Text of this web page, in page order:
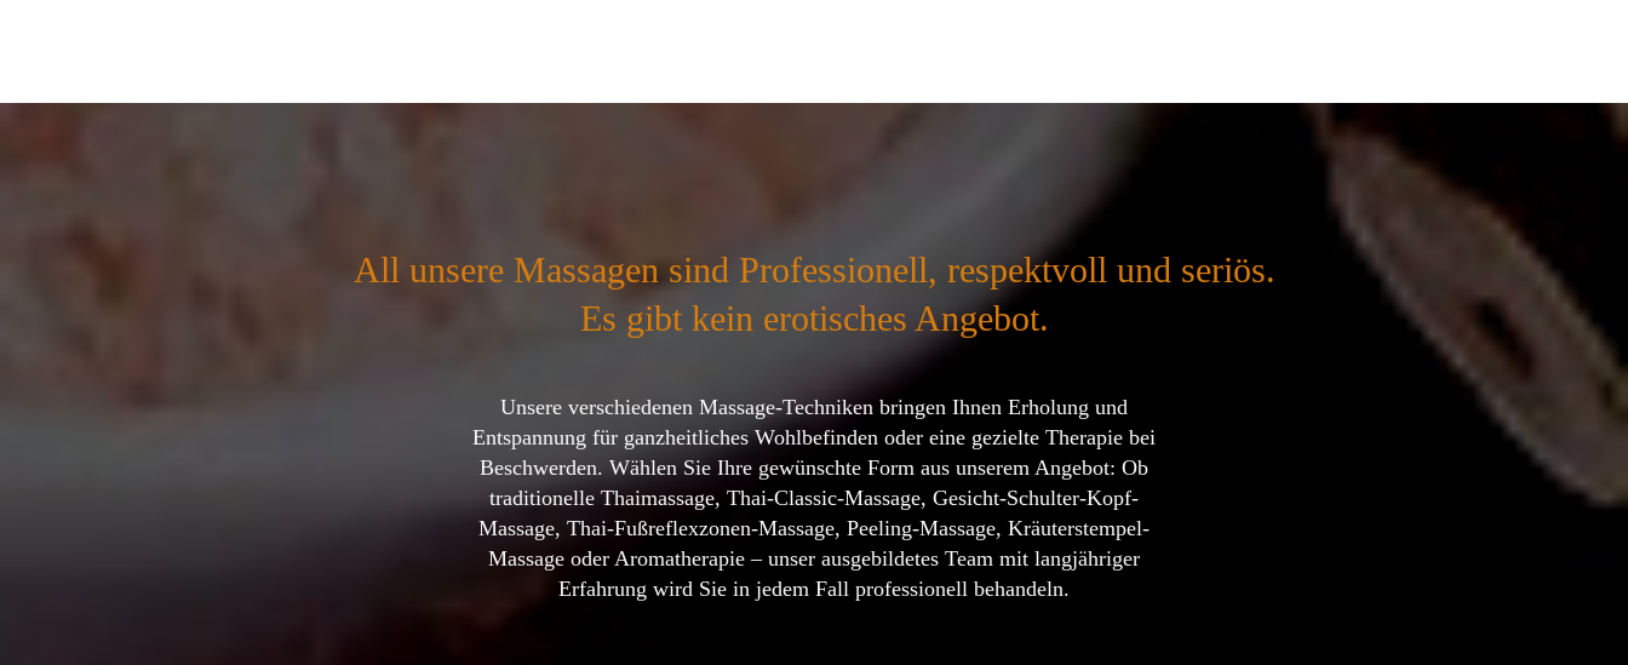
All unsere Massagen sind Professionell, respektvoll und seriös.
Es gibt kein erotisches Angebot.
Unsere verschiedenen Massage-Techniken bringen Ihnen Erholung und
Entspannung für ganzheitliches Wohlbefinden oder eine gezielte Therapie bei
Beschwerden. Wählen Sie Ihre gewünschte Form aus unserem Angebot: Ob
traditionelle Thaimassage, Thai-Classic-Massage, Gesicht-Schulter-Kopf-
Massage, Thai-Fußreflexzonen-Massage, Peeling-Massage, Kräuterstempel-
Massage oder Aromatherapie – unser ausgebildetes Team mit langjähriger
Erfahrung wird Sie in jedem Fall professionell behandeln.